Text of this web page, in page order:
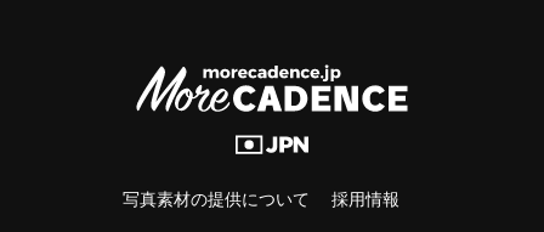
写真素材の提供について 採用情報